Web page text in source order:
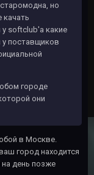
но
качать
softclub'а какие
у поставщиков
городе
они
в Москве.
город находится
день позже